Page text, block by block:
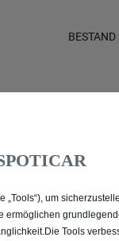
BESTAND
um
ermöglichen
Tools